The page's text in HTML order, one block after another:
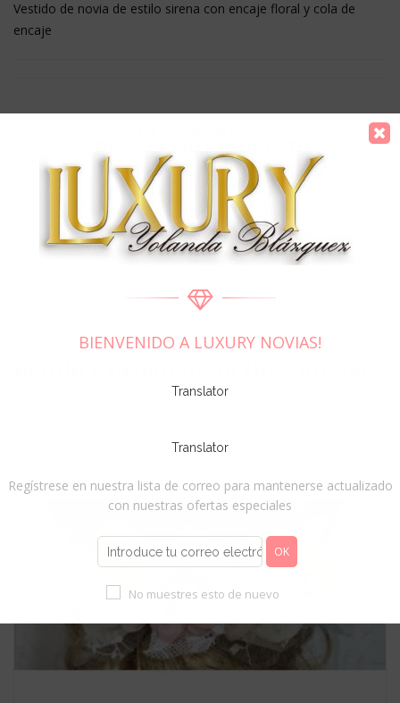
Vestido de novia de estilo sirena con encaje floral y cola de
encaje
DETALLES DEL PRODUCTO
Un diseño elegante y glamuroso que combina un escote
profundo en V y espalda baja con detalles de encaje floral
en los laterales y una espectacular cola de encaje. De
silueta sirena, ideal para una novia sofisticada y
BIENVENIDO A LUXURY NOVIAS!
Translator
Translator
Regístrese en nuestra lista de correo para mantenerse actualizado
con nuestras ofertas especiales
No muestres esto de nuevo